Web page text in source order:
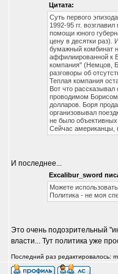
Цитата:
Суть первого
1992-95 гг.
помощи юного
цену в десятки раз).
бумажный комбинат
аффилиированной к
компания" (Немцов,
разговоры об
Теплая компания
Вот что
проводимом Борисом
долларов. Боря
организовывал
не было
Сейчас американцы,
И последнее...
Excalibur_sword
Можете
Политика - не моя
Это очень подозрительный
власти... Тут политика уже
Последний раз редактировалось: